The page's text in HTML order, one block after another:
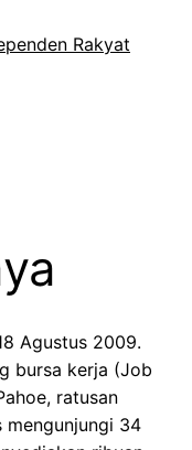
Rakyat
Agustus 2009.
bursa kerja (Job
ratusan
mengunjungi 34